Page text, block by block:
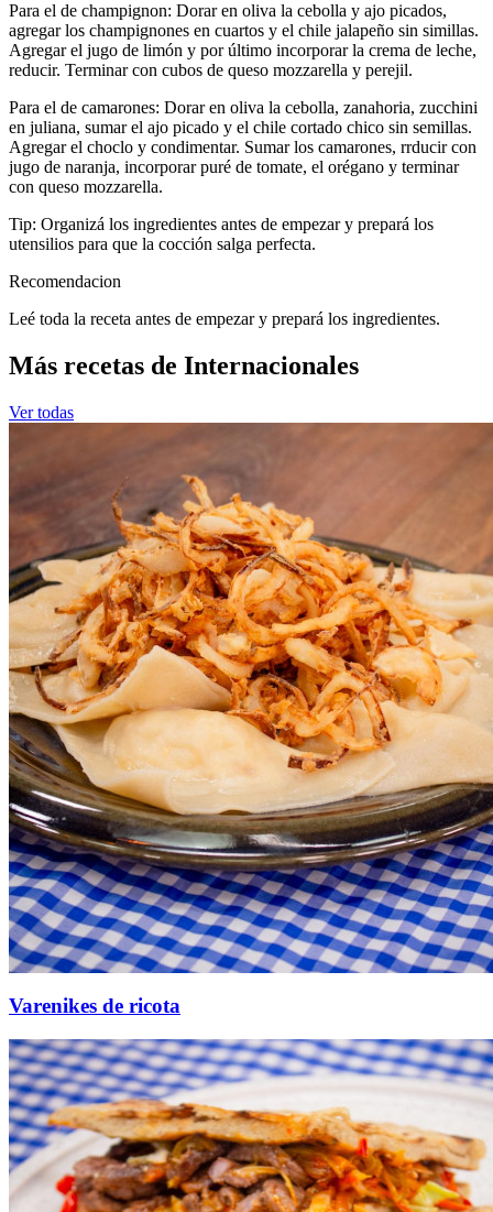
Para el de champignon: Dorar en oliva la cebolla y ajo picados,
agregar los champignones en cuartos y el chile jalapeño sin simillas.
Agregar el jugo de limón y por último incorporar la crema de leche,
reducir. Terminar con cubos de queso mozzarella y perejil.
Para el de camarones: Dorar en oliva la cebolla, zanahoria, zucchini
en juliana, sumar el ajo picado y el chile cortado chico sin semillas.
Agregar el choclo y condimentar. Sumar los camarones, rrducir con
jugo de naranja, incorporar puré de tomate, el orégano y terminar
con queso mozzarella.
Tip: Organizá los ingredientes antes de empezar y prepará los
utensilios para que la cocción salga perfecta.
Recomendacion
Leé toda la receta antes de empezar y prepará los ingredientes.
Más recetas de Internacionales
Ver todas
Varenikes de ricota